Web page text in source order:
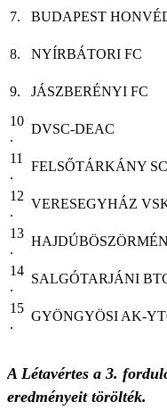
7. BUDAPEST
8. NYÍRBÁTORI FC
9. JÁSZBERÉNYI FC
10
.
DVSC-DEAC
11
.
FELSŐTÁRKÁNY SC
12
.
VERESEGYHÁZ
13
.
14
.
SALGÓTARJÁNI
15
.
GYÖNGYÖSI AK-
A Létavértes a 3.
eredményeit törölték.